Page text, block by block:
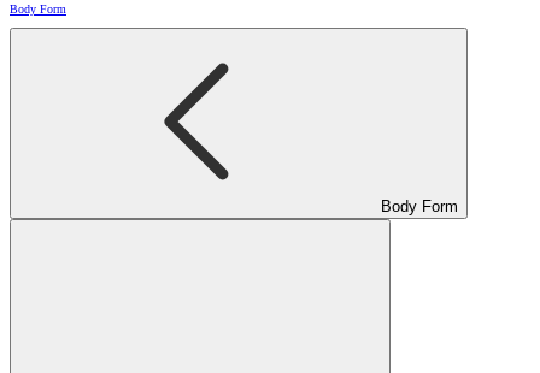
Body Form
Body Form